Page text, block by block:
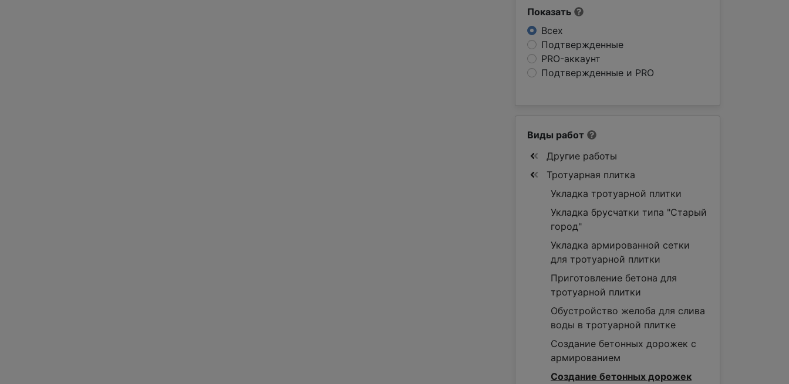
Показать
Всех
Подтвержденные
PRO-аккаунт
Подтвержденные и PRO
Виды работ
Другие работы
Тротуарная плитка
Укладка тротуарной плитки
Укладка брусчатки типа "Старый
город"
Укладка армированной сетки
для тротуарной плитки
Приготовление бетона для
тротуарной плитки
Обустройство желоба для слива
воды в тротуарной плитке
Создание бетонных дорожек с
армированием
Создание бетонных дорожек